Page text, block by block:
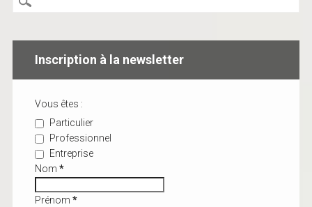
Inscription à la newsletter
Vous êtes :
Particulier
Professionnel
Entreprise
Nom *
Prénom *